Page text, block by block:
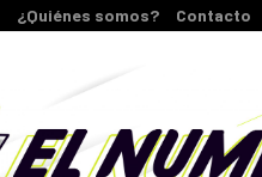
¿Quiénes somos? Contacto